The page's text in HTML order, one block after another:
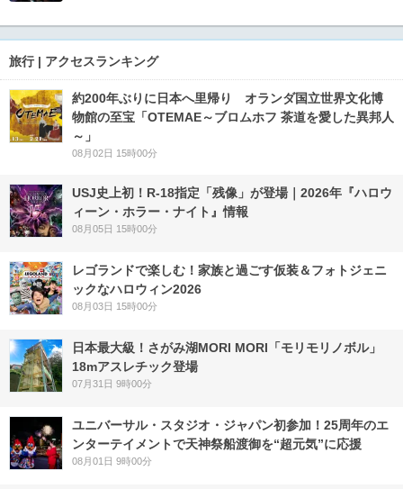
旅行 | アクセスランキング
約200年ぶりに日本へ里帰り オランダ国立世界文化博
物館の至宝「OTEMAE～ブロムホフ 茶道を愛した異邦人
～」
08月02日 15時00分
USJ史上初！R-18指定「残像」が登場｜2026年『ハロウ
ィーン・ホラー・ナイト』情報
08月05日 15時00分
レゴランドで楽しむ！家族と過ごす仮装＆フォトジェニ
ックなハロウィン2026
08月03日 15時00分
日本最大級！さがみ湖MORI MORI「モリモリノボル」
18mアスレチック登場
07月31日 9時00分
ユニバーサル・スタジオ・ジャパン初参加！25周年のエ
ンターテイメントで天神祭船渡御を“超元気”に応援
08月01日 9時00分